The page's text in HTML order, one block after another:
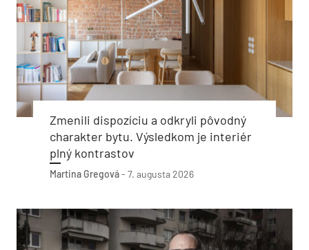
Zmenili dispozíciu a odkryli pôvodný
charakter bytu. Výsledkom je interiér
plný kontrastov
Martina Gregová- 7. augusta 2026